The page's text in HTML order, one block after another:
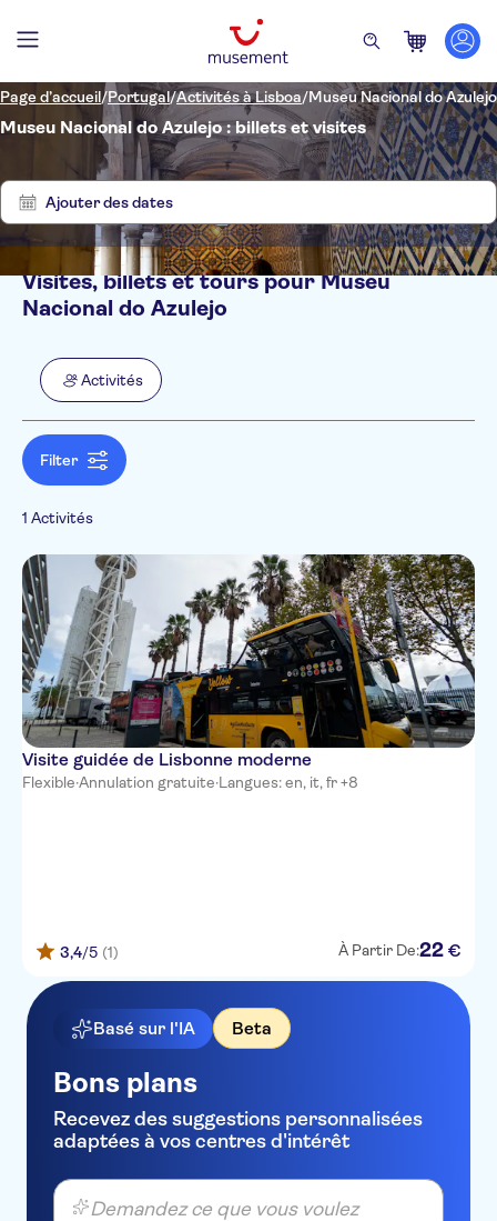
Page d’accueil/Portugal/Activités à Lisboa/Museu Nacional do Azulejo
Museu Nacional do Azulejo : billets et visites
Ajouter des dates
FiltresPrix par adulte
Min €
Prise en charge à l'hôtel
NO-PICKUP
Visite audioguide
Bon numérique
Annulation gratuite
Confirmation instantanée
Catégories
Activités
Langue
Allemand
Anglais
Espagnol
Néerlandais
Portugais
Russe
Suédois
Supprimer
les
filtres
Afficher
1
résultats
Visites, billets et tours pour Museu
Nacional do Azulejo
Activités
Filter
1 Activités
Visite guidée de Lisbonne moderne
Flexible·Annulation gratuite·Langues: en, it, fr +8
3,4/5 (1) À Partir De:22 €
Basé sur l'IA Beta
Bons plans
Recevez des suggestions personnalisées
adaptées à vos centres d'intérêt
Demandez ce que vous voulez